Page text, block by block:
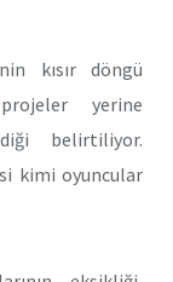
kısır döngü
yerine
belirtiliyor.
kimi oyuncular